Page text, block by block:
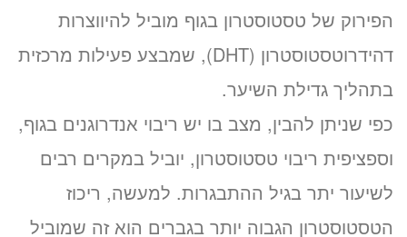
הפירוק של טסטוסטרון בגוף מוביל להיווצרות
דהידרוטסטוסטרון (DHT), שמבצע פעילות מרכזית
בתהליך גדילת השיער.
כפי שניתן להבין, מצב בו יש ריבוי אנדרוגנים בגוף,
וספציפית ריבוי טסטוסטרון, יוביל במקרים רבים
לשיעור יתר בגיל ההתבגרות. למעשה, ריכוז
הטסטוסטרון הגבוה יותר בגברים הוא זה שמוביל